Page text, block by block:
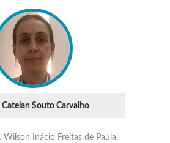
Catelan Souto Carvalho
Wilson Inácio Freitas de Paula,